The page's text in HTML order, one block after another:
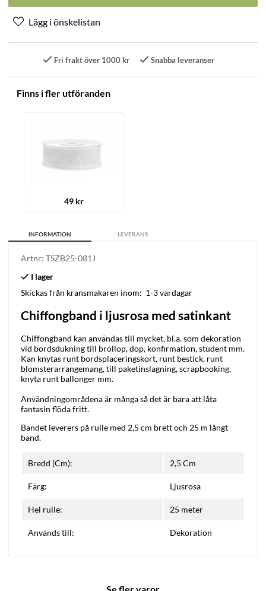
Fri frakt över 1000 kr Snabba leveranser
Finns i fler utföranden
49 kr
INFORMATION LEVERANS
Artnr: TSZB25-081J
Skickas från kransmakaren inom: 1-3 vardagar
Chiffongband i ljusrosa med satinkant
Chiffongband kan användas till mycket, bl.a. som dekoration
vid bordsdukning till bröllop, dop, konfirmation, student mm.
Kan knytas runt bordsplaceringskort, runt bestick, runt
blomsterarrangemang, till paketinslagning, scrapbooking,
knyta runt ballonger mm.
Användningområdena är många så det är bara att låta
fantasin flöda fritt.
Bandet leverers på rulle med 2,5 cm brett och 25 m långt
band.
Bredd (Cm): 2,5 Cm
Färg: Ljusrosa
Hel rulle: 25 meter
Används till: Dekoration